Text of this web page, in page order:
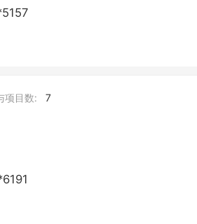
酒店管理；停车场服务；会议
市绿化管理；城市公园管理；
经营（不含高危险性体育运
文化艺术交流活动；体育用品
设施运营；充电控制设备租
产品销售。（除依法须经批准
，凭营业执照依法自主开展经
项目数: 7